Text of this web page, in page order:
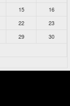
15
16
22
23
29
30